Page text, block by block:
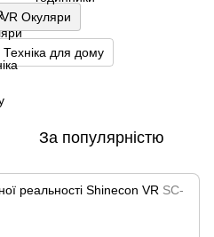
VR Окуляри
Техніка для дому
За популярністю